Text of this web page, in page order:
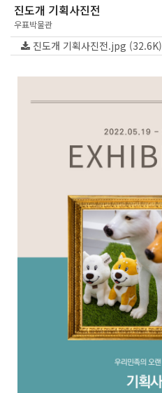
진도개 기획사진전
우표박물관
진도개 기획사진전.jpg (32.6K)